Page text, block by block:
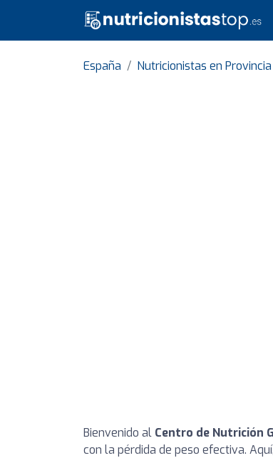
España Nutricionistas en
Bienvenido al Centro de Nutrición
con la pérdida de peso efectiva.